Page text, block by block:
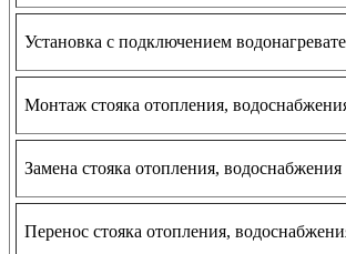
Установка с подключением
Монтаж стояка отопления,
Замена стояка отопления, водоснабжения
Перенос стояка отопления,